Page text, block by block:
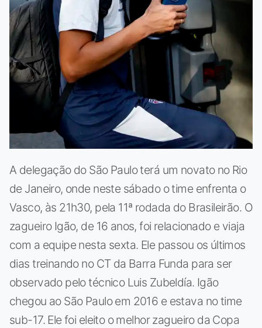
A delegação do São Paulo terá um novato no Rio
de Janeiro, onde neste sábado o time enfrenta o
Vasco, às 21h30, pela 11ª rodada do Brasileirão. O
zagueiro Igão, de 16 anos, foi relacionado e viaja
com a equipe nesta sexta. Ele passou os últimos
dias treinando no CT da Barra Funda para ser
observado pelo técnico Luis Zubeldía. Igão
chegou ao São Paulo em 2016 e estava no time
sub-17. Ele foi eleito o melhor zagueiro da Copa